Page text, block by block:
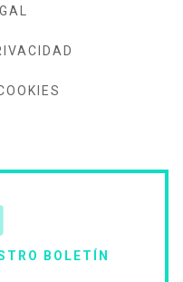
BOLETÍN